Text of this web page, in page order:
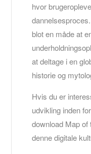
hvor
blot en måde at
at deltage i en
historie og
Hvis du er
udvikling inden
download Map
denne digitale